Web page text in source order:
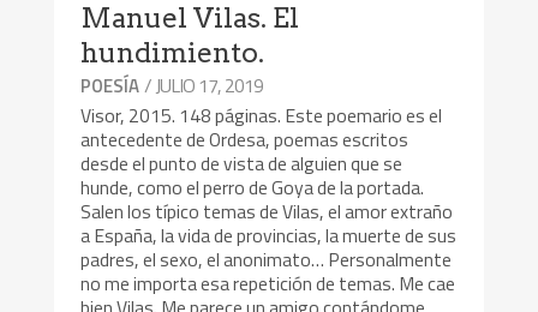
Manuel Vilas. El
hundimiento.
POESÍA/ JULIO 17, 2019
Visor, 2015. 148 páginas. Este poemario es el
antecedente de Ordesa, poemas escritos
desde el punto de vista de alguien que se
hunde, como el perro de Goya de la portada.
Salen los típico temas de Vilas, el amor extraño
a España, la vida de provincias, la muerte de sus
padres, el sexo, el anonimato… Personalmente
no me importa esa repetición de temas. Me cae